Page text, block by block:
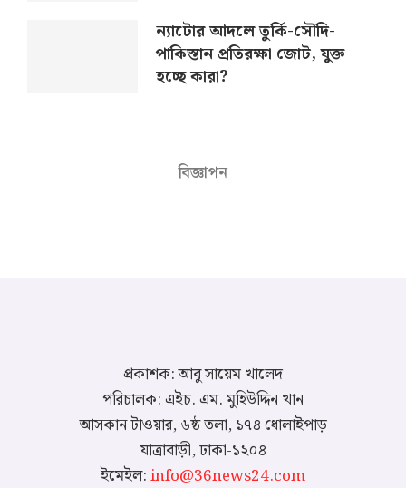
ন্যাটোর আদলে তুর্কি-সৌদি-
পাকিস্তান প্রতিরক্ষা জোট, যুক্ত
হচ্ছে কারা?
বিজ্ঞাপন
প্রকাশক: আবু সায়েম খালেদ
পরিচালক: এইচ. এম. মুহিউদ্দিন খান
আসকান টাওয়ার, ৬ষ্ঠ তলা, ১৭৪ ধোলাইপাড়
যাত্রাবাড়ী, ঢাকা-১২০৪
ইমেইল:info@36news24.com